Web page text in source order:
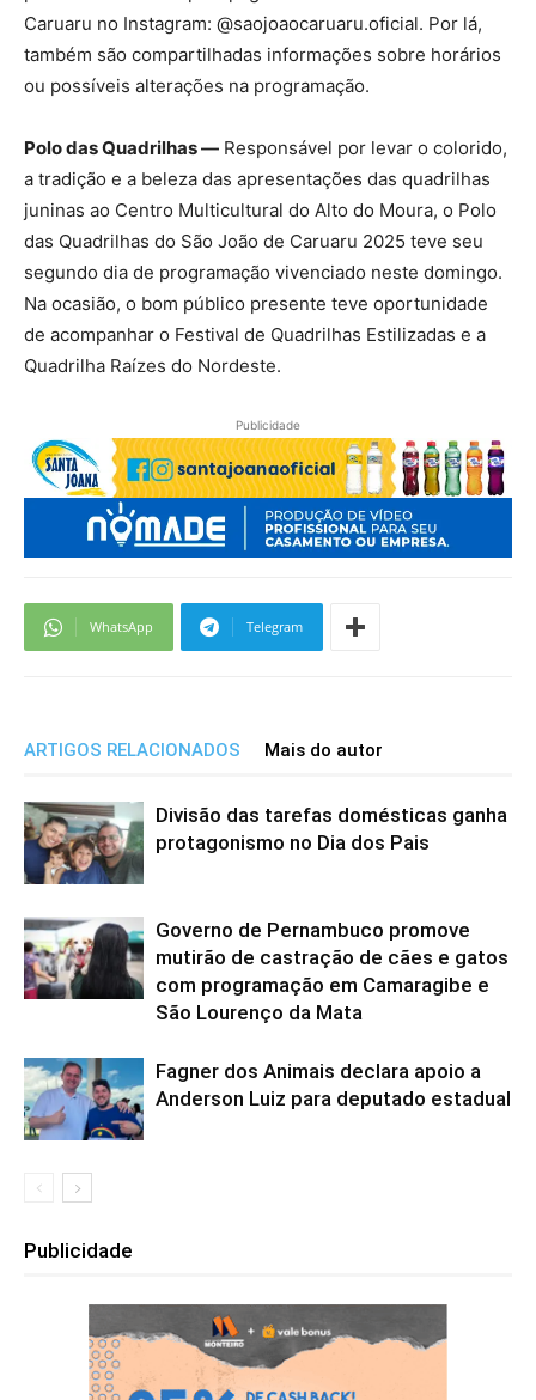
Caruaru no Instagram: @saojoaocaruaru.oficial. Por lá,
também são compartilhadas informações sobre horários
ou possíveis alterações na programação.
Polo das Quadrilhas — Responsável por levar o colorido,
a tradição e a beleza das apresentações das quadrilhas
juninas ao Centro Multicultural do Alto do Moura, o Polo
das Quadrilhas do São João de Caruaru 2025 teve seu
segundo dia de programação vivenciado neste domingo.
Na ocasião, o bom público presente teve oportunidade
de acompanhar o Festival de Quadrilhas Estilizadas e a
Quadrilha Raízes do Nordeste.
Publicidade
WhatsApp Telegram
ARTIGOS RELACIONADOS Mais do autor
Divisão das tarefas domésticas ganha
protagonismo no Dia dos Pais
Governo de Pernambuco promove
mutirão de castração de cães e gatos
com programação em Camaragibe e
São Lourenço da Mata
Fagner dos Animais declara apoio a
Anderson Luiz para deputado estadual
Publicidade